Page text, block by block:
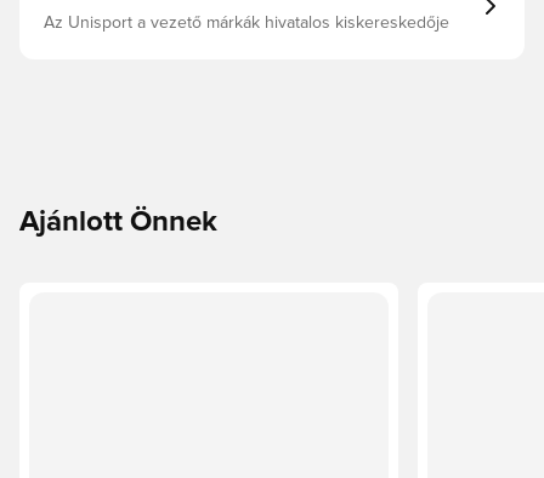
Az Unisport a vezető márkák hivatalos kiskereskedője
Ajánlott Önnek